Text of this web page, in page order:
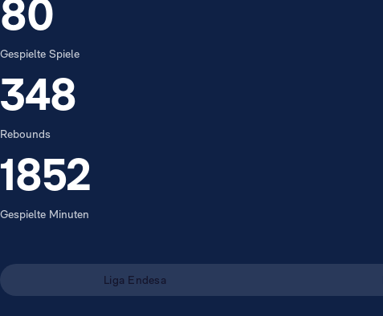
80
Gespielte Spiele
348
Rebounds
1852
Gespielte Minuten
Liga Endesa